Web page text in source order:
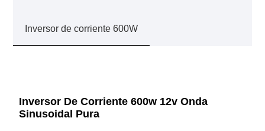
Inversor de corriente 600W
Inversor De Corriente 600w 12v Onda
Sinusoidal Pura